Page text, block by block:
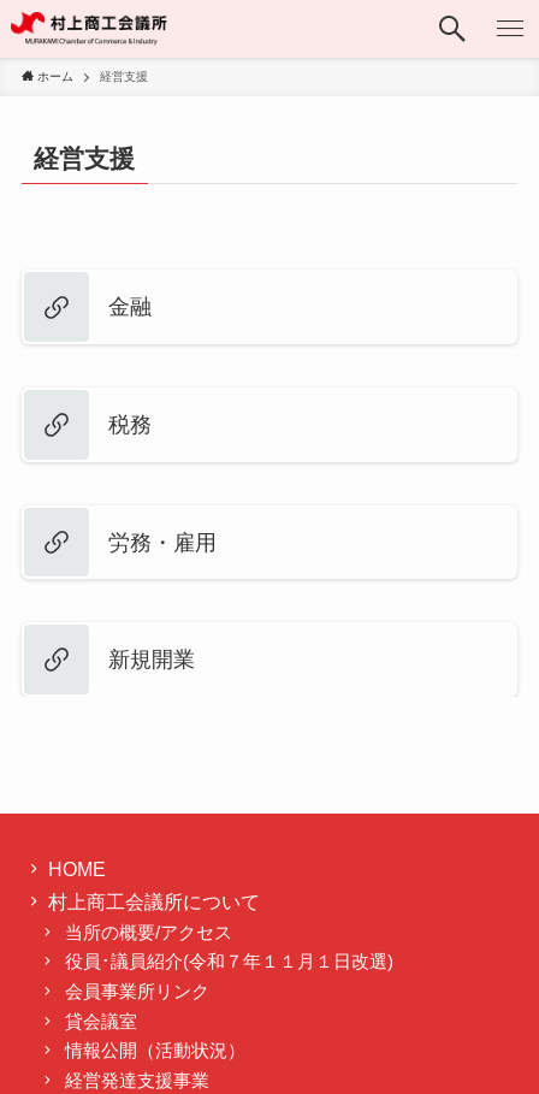
ホーム 経営支援
経営支援
金融
税務
労務・雇用
新規開業
HOME
村上商工会議所について
当所の概要/アクセス
役員･議員紹介(令和７年１１月１日改選)
会員事業所リンク
貸会議室
情報公開（活動状況）
経営発達支援事業